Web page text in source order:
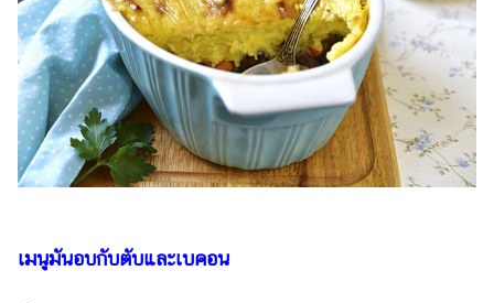
เมนูมันอบกับตับและเบคอน